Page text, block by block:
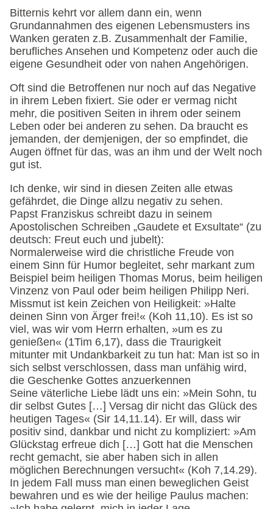
Bitternis kehrt vor allem dann ein, wenn
Grundannahmen des eigenen Lebensmusters ins
Wanken geraten z.B. Zusammenhalt der Familie,
berufliches Ansehen und Kompetenz oder auch die
eigene Gesundheit oder von nahen Angehörigen.
Oft sind die Betroffenen nur noch auf das Negative
in ihrem Leben fixiert. Sie oder er vermag nicht
mehr, die positiven Seiten in ihrem oder seinem
Leben oder bei anderen zu sehen. Da braucht es
jemanden, der demjenigen, der so empfindet, die
Augen öffnet für das, was an ihm und der Welt noch
gut ist.
Ich denke, wir sind in diesen Zeiten alle etwas
gefährdet, die Dinge allzu negativ zu sehen.
Papst Franziskus schreibt dazu in seinem
Apostolischen Schreiben „Gaudete et Exsultate“ (zu
deutsch: Freut euch und jubelt):
Normalerweise wird die christliche Freude von
einem Sinn für Humor begleitet, sehr markant zum
Beispiel beim heiligen Thomas Morus, beim heiligen
Vinzenz von Paul oder beim heiligen Philipp Neri.
Missmut ist kein Zeichen von Heiligkeit: »Halte
deinen Sinn von Ärger frei!« (Koh 11,10). Es ist so
viel, was wir vom Herrn erhalten, »um es zu
genießen« (1Tim 6,17), dass die Traurigkeit
mitunter mit Undankbarkeit zu tun hat: Man ist so in
sich selbst verschlossen, dass man unfähig wird,
die Geschenke Gottes anzuerkennen
Seine väterliche Liebe lädt uns ein: »Mein Sohn, tu
dir selbst Gutes […] Versag dir nicht das Glück des
heutigen Tages« (Sir 14,11.14). Er will, dass wir
positiv sind, dankbar und nicht zu kompliziert: »Am
Glückstag erfreue dich […] Gott hat die Menschen
recht gemacht, sie aber haben sich in allen
möglichen Berechnungen versucht« (Koh 7,14.29).
In jedem Fall muss man einen beweglichen Geist
bewahren und es wie der heilige Paulus machen: